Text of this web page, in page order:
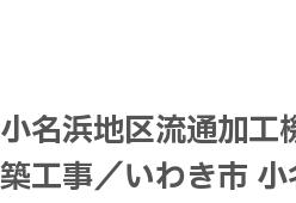
小名浜地区流通加工
築工事／いわき市